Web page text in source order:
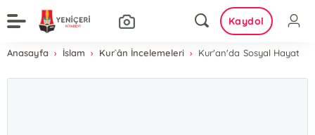
Kaydol
Anasayfa İslam Kur`ân İncelemeleri Kur'an'da Sosyal Hayat